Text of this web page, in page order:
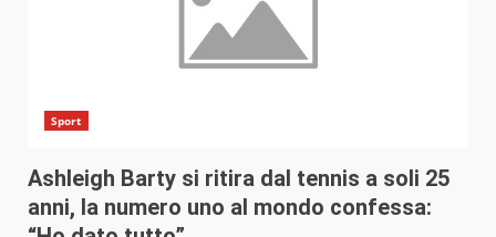
Sport
Ashleigh Barty si ritira dal tennis a soli 25
anni, la numero uno al mondo confessa: